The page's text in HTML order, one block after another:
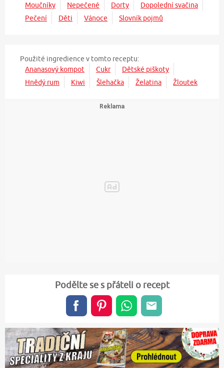
Moučníky Nepečené Dorty
Dopolední svačina
Pečení
Děti Vánoce Slovník pojmů
Použité ingredience v tomto receptu:
Ananasový kompot
Cukr
Dětské piškoty
Hnědý rum
Kiwi Šlehačka Želatina Žloutek
Podělte se s přáteli o recept